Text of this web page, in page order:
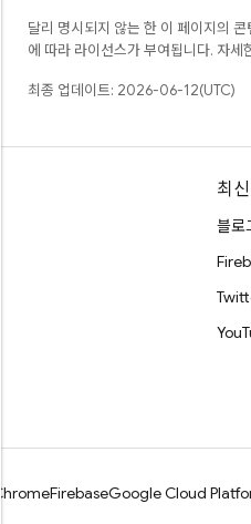
달리 명시되지 않는 한 이 페이지의 콘
에 따라 라이선스가 부여됩니다. 자세
최종 업데이트: 2026-06-12(UTC)
최
블로
ChromeFirebaseGoogle Cloud